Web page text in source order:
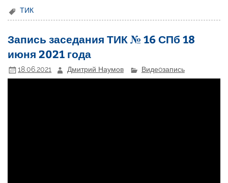
ТИК
Запись заседания ТИК № 16 СПб 18
июня 2021 года
18.06.2021 Дмитрий Наумов Видеoзапись